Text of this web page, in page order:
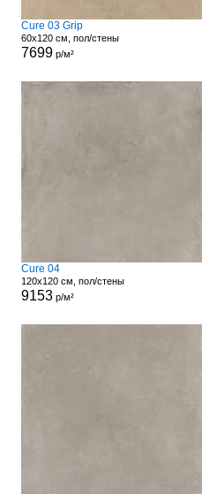
Cure 03 Grip
60x120 см, пол/стены
7699р/м²
Cure 04
120x120 см, пол/стены
9153р/м²